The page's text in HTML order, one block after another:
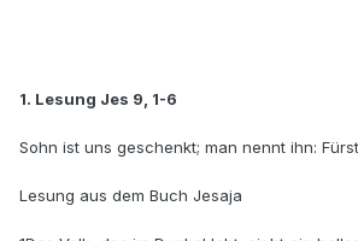
1. Lesung Jes 9, 1-6
Sohn ist uns geschenkt; man nennt ihn:
Lesung aus dem Buch Jesaja